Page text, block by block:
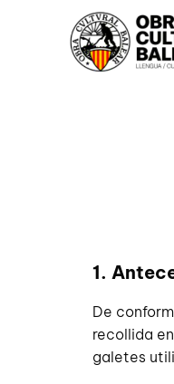
1.
De
recollida
galetes